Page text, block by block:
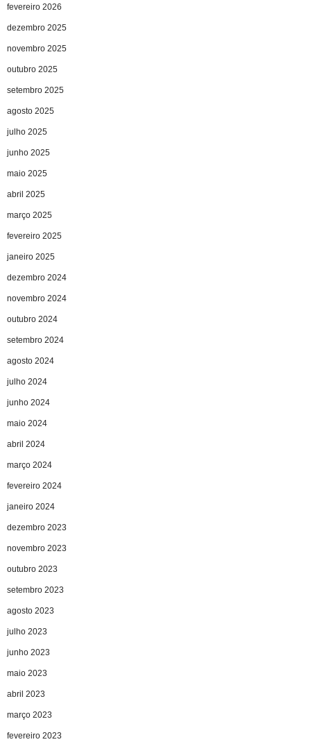
fevereiro 2026
dezembro 2025
novembro 2025
outubro 2025
setembro 2025
agosto 2025
julho 2025
junho 2025
maio 2025
abril 2025
março 2025
fevereiro 2025
janeiro 2025
dezembro 2024
novembro 2024
outubro 2024
setembro 2024
agosto 2024
julho 2024
junho 2024
maio 2024
abril 2024
março 2024
fevereiro 2024
janeiro 2024
dezembro 2023
novembro 2023
outubro 2023
setembro 2023
agosto 2023
julho 2023
junho 2023
maio 2023
abril 2023
março 2023
fevereiro 2023